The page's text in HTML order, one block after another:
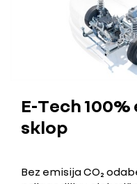
E-Tech
sklop
Bez emisija CO₂